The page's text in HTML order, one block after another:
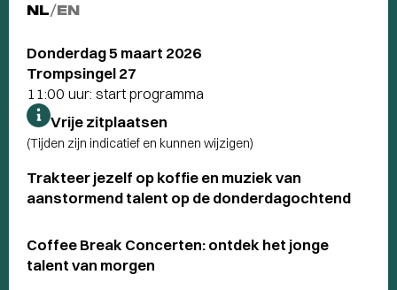
NL/EN
Donderdag 5 maart 2026
Trompsingel 27
11:00 uur: start programma
Vrije zitplaatsen
(Tijden zijn indicatief en kunnen wijzigen)
Trakteer jezelf op koffie en muziek van
aanstormend talent op de donderdagochtend
Coffee Break Concerten: ontdek het jonge
talent van morgen